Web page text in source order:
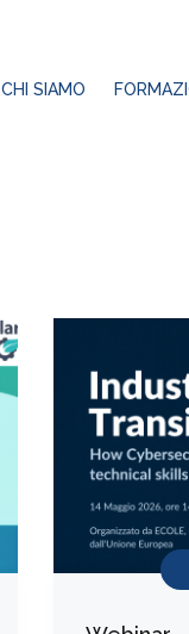
CHI SIAMO